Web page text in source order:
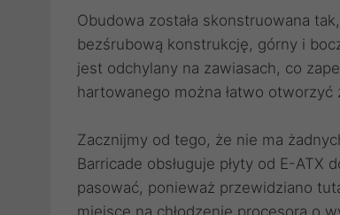
Obudowa została skonstruowana
bezśrubową konstrukcję, górny i
jest odchylany na zawiasach, co
hartowanego można łatwo
Zacznijmy od tego, że nie ma
Barricade obsługuje płyty od E-
pasować, ponieważ przewidziano
miejsce na chłodzenie procesora o